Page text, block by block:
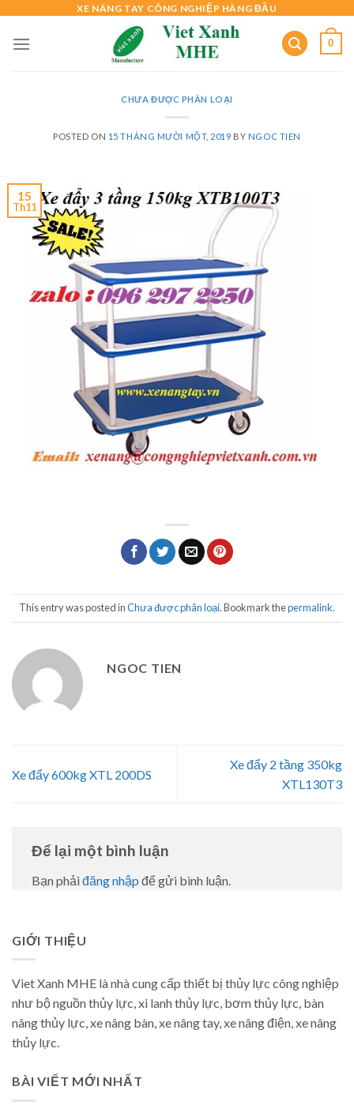
content
XE NÂNG TAY CÔNG NGHIỆP HÀNG ĐẦU
0
CHƯA ĐƯỢC PHÂN LOẠI
POSTED ON 15 THÁNG MƯỜI MỘT, 2019 BY NGOC TIEN
15
Th11
This entry was posted inChưa được phân loại. Bookmark thepermalink.
NGOC TIEN
Xe đẩy 600kg XTL 200DS
Xe đẩy 2 tầng 350kg
XTL130T3
Để lại một bình luận
Bạn phải đăng nhập để gửi bình luận.
GIỚI THIỆU
Viet Xanh MHE là nhà cung cấp thiết bị thủy lực công nghiệp
như bộ nguồn thủy lực, xi lanh thủy lực, bơm thủy lực, bàn
nâng thủy lực, xe nâng bàn, xe nâng tay, xe nâng điện, xe nâng
thủy lực.
BÀI VIẾT MỚI NHẤT